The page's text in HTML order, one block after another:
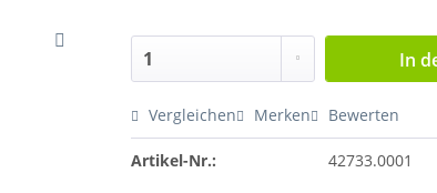
In
Vergleichen Merken Bewerten
Artikel-Nr.: 42733.0001